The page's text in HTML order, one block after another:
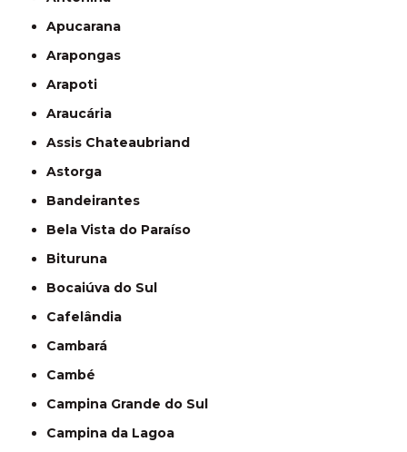
Apucarana
Arapongas
Arapoti
Araucária
Assis Chateaubriand
Astorga
Bandeirantes
Bela Vista do Paraíso
Bituruna
Bocaiúva do Sul
Cafelândia
Cambará
Cambé
Campina Grande do Sul
Campina da Lagoa